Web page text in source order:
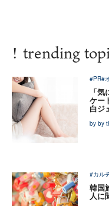
! trending
#PR#
「
ケー
白ジ
by by
#カル
韓国
人に